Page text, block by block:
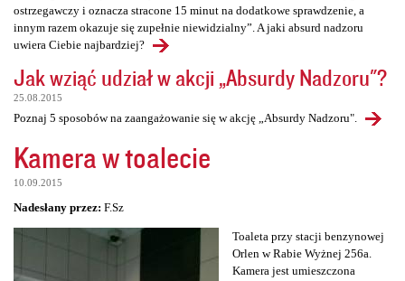
ostrzegawczy i oznacza stracone 15 minut na dodatkowe sprawdzenie, a
innym razem okazuje się zupełnie niewidzialny”. A jaki absurd nadzoru
uwiera Ciebie najbardziej?
Jak wziąć udział w akcji „Absurdy Nadzoru"?
25.08.2015
Poznaj 5 sposobów na zaangażowanie się w akcję „Absurdy Nadzoru".
Kamera w toalecie
10.09.2015
Nadesłany przez: F.Sz
Toaleta przy stacji benzynowej
Orlen w Rabie Wyżnej 256a.
Kamera jest umieszczona